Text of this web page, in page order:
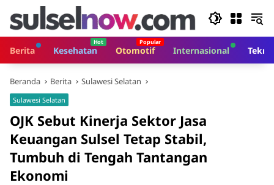
Langsung
konten
Berita
Kesehatan Otomotif Internasional
Beranda Berita Sulawesi Selatan
Sulawesi Selatan
OJK Sebut Kinerja Sektor Jasa
Keuangan Sulsel Tetap Stabil,
Tumbuh di Tengah Tantangan
Ekonomi